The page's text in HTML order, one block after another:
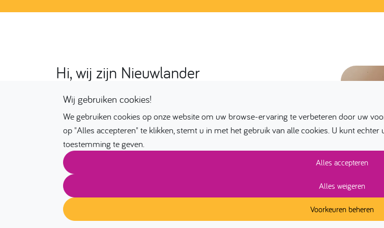
Hi, wij zijn Nieuwlander
Nieuwlander gelooft in een gelijkwaardige samenleving, waarbij iedereen
zijn persoonlijk geluk kan bereiken door hard te werken, maar ook
doordat er gelijkwaardige kansen en mogelijkheden worden geboden.
Nieuwlander wil iedereen die nieuw is in Nederland engageren door mee
te bouwen aan hun toekomst en welzijn. Dit doen we door inzet van
expertise, ervaring en inspiratie door onze meertalige en cultuur
sensitieve diensten.
Leer ons kennen
Wij gebruiken cookies!
We gebruiken cookies op onze website om uw browse-ervaring te verbeteren door uw
op "Alles accepteren" te klikken, stemt u in met het gebruik van alle cookies. U kunt echter
toestemming te geven.
Alles accepteren
Alles weigeren
Voorkeuren beheren